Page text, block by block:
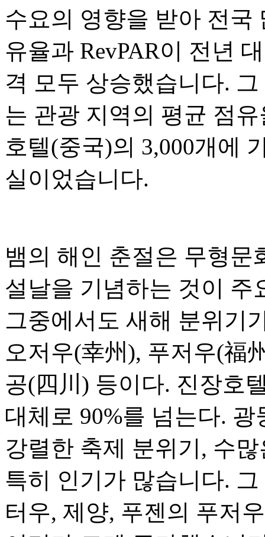
수요의 영향을 받아 전국
유율과 RevPAR이 전년
격 모두 상승했습니다.
는 관광 지역의 평균 점
호텔(중국)의 3,000개에
실이었습니다.
뱀의 해인 춘절은 무형문
설날을 기념하는 것이 주
그중에서도 새해 분위기
오저우(幸州), 푸저우(福
공(四川) 등이다. 진장호
대체로 90%를 넘는다.
강렬한 축제 분위기, 수
특히 인기가 많습니다.
터우, 제양, 푸젠의 푸저